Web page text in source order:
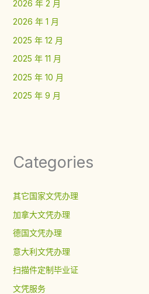
2026 年 2 月
2026 年 1 月
2025 年 12 月
2025 年 11 月
2025 年 10 月
2025 年 9 月
Categories
其它国家文凭办理
加拿大文凭办理
德国文凭办理
意大利文凭办理
扫描件定制毕业证
文凭服务